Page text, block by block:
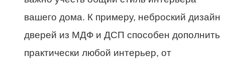
вашего дома. К примеру, неброский дизайн
дверей из МДФ и ДСП способен дополнить
практически любой интерьер, от